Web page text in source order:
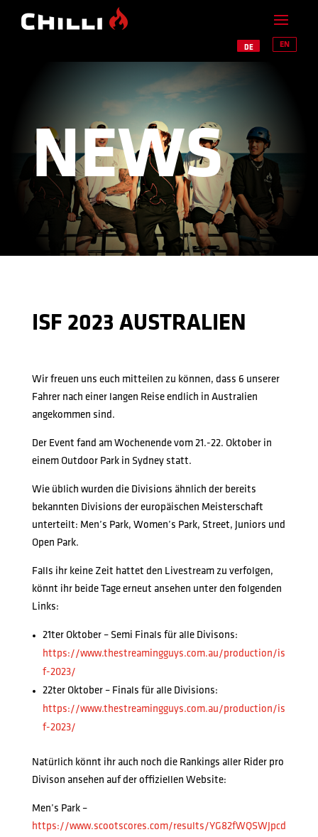
DE EN
NEWS
ISF 2023 AUSTRALIEN
Wir freuen uns euch mitteilen zu können, dass 6 unserer
Fahrer nach einer langen Reise endlich in Australien
angekommen sind.
Der Event fand am Wochenende vom 21.-22. Oktober in
einem Outdoor Park in Sydney statt.
Wie üblich wurden die Divisions ähnlich der bereits
bekannten Divisions der europäischen Meisterschaft
unterteilt: Men’s Park, Women’s Park, Street, Juniors und
Open Park.
Falls ihr keine Zeit hattet den Livestream zu verfolgen,
könnt ihr beide Tage erneut ansehen unter den folgenden
Links:
21ter Oktober – Semi Finals für alle Divisons:
https://www.thestreamingguys.com.au/production/is
f-2023/
22ter Oktober – Finals für alle Divisions:
https://www.thestreamingguys.com.au/production/is
f-2023/
Natürlich könnt ihr auch noch die Rankings aller Rider pro
Divison ansehen auf der offiziellen Website:
Men’s Park –
https://www.scootscores.com/results/YG82fWQSWJpcd